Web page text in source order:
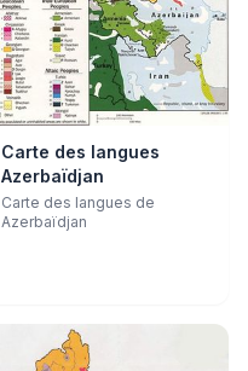
Carte des langues
Azerbaïdjan
Carte des langues de
Azerbaïdjan